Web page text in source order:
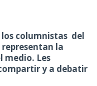
columnistas del
la
medio. Les
y a debatir